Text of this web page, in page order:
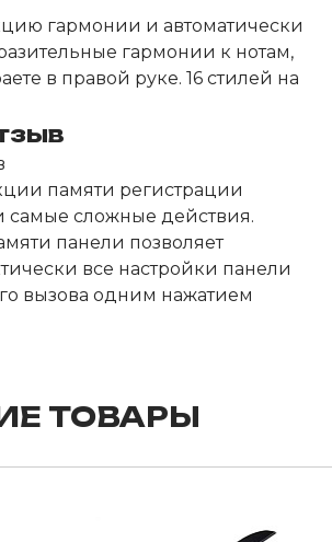
гармонии и автоматически
гармонии к нотам,
в правой руке. 16 стилей на
памяти регистрации
самые сложные действия.
панели позволяет
все настройки панели
вызова одним нажатием
ТОВАРЫ